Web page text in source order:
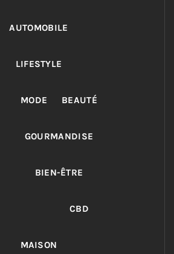
AUTOMOBILE
LIFESTYLE
MODE BEAUTÉ
GOURMANDISE
BIEN-ÊTRE
CBD
MAISON